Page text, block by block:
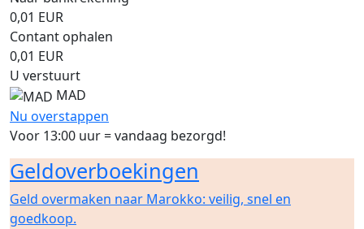
0,01 EUR
Contant ophalen
0,01 EUR
U verstuurt
MAD
Nu overstappen
Voor 13:00 uur = vandaag bezorgd!
Geldoverboekingen
Geld overmaken naar Marokko: veilig, snel en
goedkoop.